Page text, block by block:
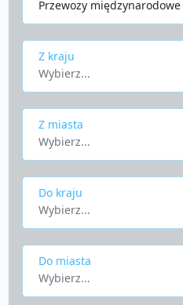
Przewozy międzynarodowe
Z kraju
Wybierz...
Z miasta
Wybierz...
Do kraju
Wybierz...
Do miasta
Wybierz...